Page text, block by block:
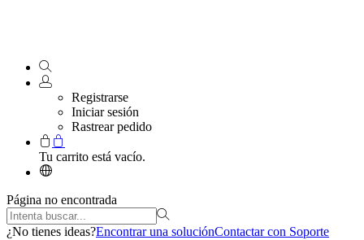
Registrarse
Iniciar sesión
Rastrear pedido
Tu carrito está vacío.
Página no encontrada
¿No tienes ideas?Encontrar una soluciónContactar con Soporte